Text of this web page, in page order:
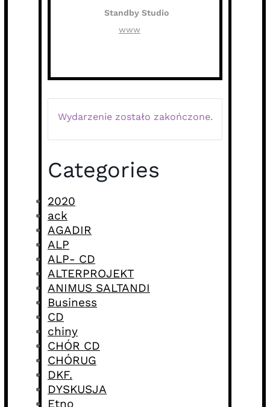
Standby Studio
www
Wydarzenie zostało zakończone.
Categories
2020
ack
AGADIR
ALP
ALP- CD
ALTERPROJEKT
ANIMUS SALTANDI
Business
CD
chiny
CHÓR CD
CHÓRUG
DKF.
DYSKUSJA
Etno